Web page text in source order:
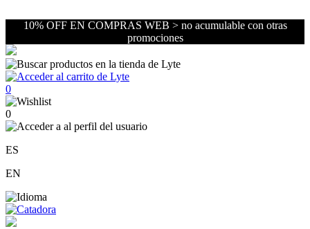
10% OFF EN COMPRAS WEB > no acumulable con otras
promociones
0
0
ES
EN